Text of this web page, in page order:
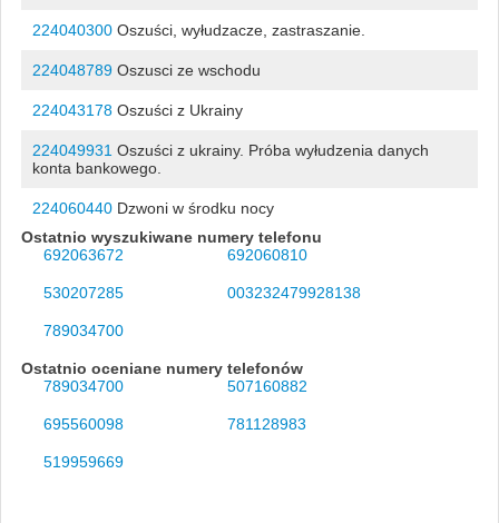
224040300Oszuści, wyłudzacze, zastraszanie.
224048789Oszusci ze wschodu
224043178Oszuści z Ukrainy
224049931 Oszuści z ukrainy. Próba wyłudzenia danych
konta bankowego.
224060440Dzwoni w środku nocy
Ostatnio wyszukiwane numery telefonu
692063672
692060810
530207285 003232479928138
789034700
Ostatnio oceniane numery telefonów
789034700
507160882
695560098 781128983
519959669